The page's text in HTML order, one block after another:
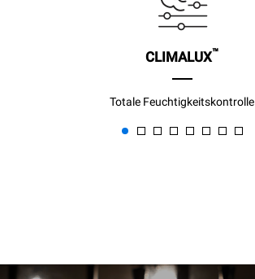
CLIMALUX™
Totale Feuchtigkeitskontrolle